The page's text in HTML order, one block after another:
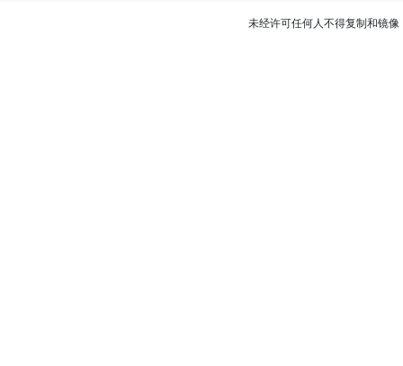
未经许可任何人不得复制和镜